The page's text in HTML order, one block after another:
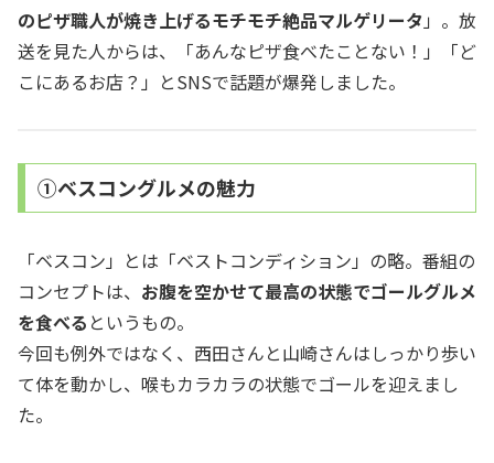
のピザ職人が焼き上げるモチモチ絶品マルゲリータ 」。放
送を見た人からは、「あんなピザ食べたことない！」「ど
こにあるお店？」とSNSで話題が爆発しました。
①ベスコングルメの魅力
「ベスコン」とは「ベストコンディション」の略。番組の
コンセプトは、 お腹を空かせて最高の状態でゴールグルメ
を食べる というもの。
今回も例外ではなく、西田さんと山崎さんはしっかり歩い
て体を動かし、喉もカラカラの状態でゴールを迎えまし
た。